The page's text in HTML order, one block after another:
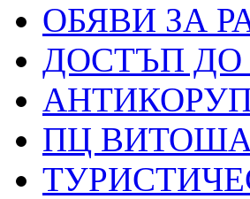
ОБЯВИ ЗА
ДОСТЪП
ПЦ